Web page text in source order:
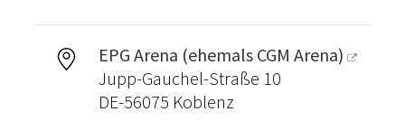
EPG Arena (ehemals CGM Arena)
Jupp-Gauchel-Straße 10
DE-56075 Koblenz